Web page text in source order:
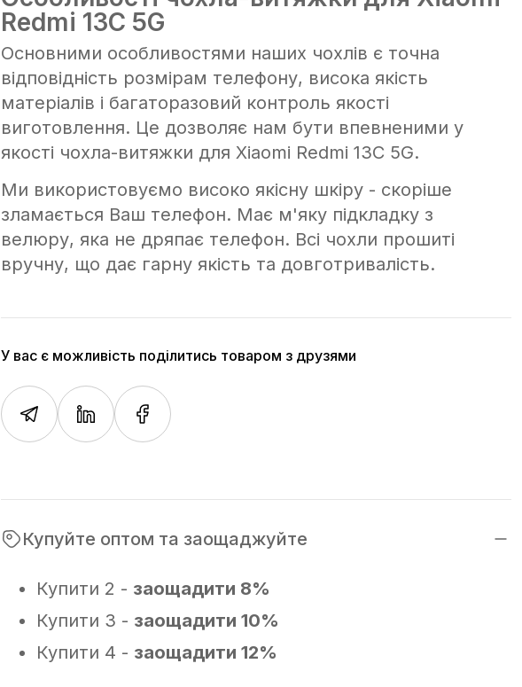
Redmi 13C 5G
Основними особливостями наших чохлів є точна
відповідність розмірам телефону, висока якість
матеріалів і багаторазовий контроль якості
виготовлення. Це дозволяє нам бути впевненими у
якості чохла-витяжки для Xiaomi Redmi 13C 5G.
Ми використовуємо високо якісну шкіру - скоріше
зламається Ваш телефон. Має м'яку підкладку з
велюру, яка не дряпає телефон. Всі чохли прошиті
вручну, що дає гарну якість та довготривалість.
У вас є можливість поділитись товаром з друзями
Купуйте оптом та заощаджуйте
Купити 2 - заощадити 8%
Купити 3 - заощадити 10%
Купити 4 - заощадити 12%